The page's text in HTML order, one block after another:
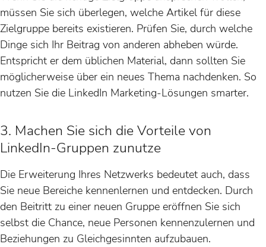
müssen Sie sich überlegen, welche Artikel für diese
Zielgruppe bereits existieren. Prüfen Sie, durch welche
Dinge sich Ihr Beitrag von anderen abheben würde.
Entspricht er dem üblichen Material, dann sollten Sie
möglicherweise über ein neues Thema nachdenken. So
nutzen Sie die LinkedIn Marketing-Lösungen smarter.
3. Machen Sie sich die Vorteile von
LinkedIn-Gruppen zunutze
Die Erweiterung Ihres Netzwerks bedeutet auch, dass
Sie neue Bereiche kennenlernen und entdecken. Durch
den Beitritt zu einer neuen Gruppe eröffnen Sie sich
selbst die Chance, neue Personen kennenzulernen und
Beziehungen zu Gleichgesinnten aufzubauen.